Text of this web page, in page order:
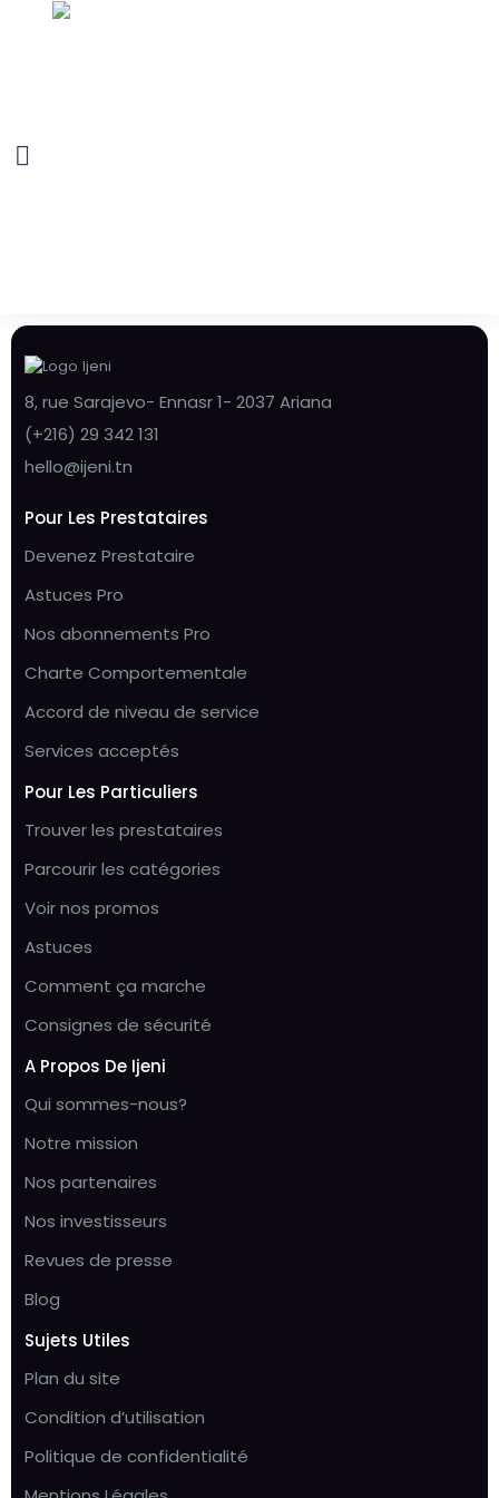
8, rue Sarajevo- Ennasr 1- 2037 Ariana
(+216) 29 342 131
hello@ijeni.tn
Pour Les Prestataires
Devenez Prestataire
Astuces Pro
Nos abonnements Pro
Charte Comportementale
Accord de niveau de service
Services acceptés
Pour Les Particuliers
Trouver les prestataires
Parcourir les catégories
Voir nos promos
Astuces
Comment ça marche
Consignes de sécurité
A Propos De Ijeni
Qui sommes-nous?
Notre mission
Nos partenaires
Nos investisseurs
Revues de presse
Blog
Sujets Utiles
Plan du site
Condition d’utilisation
Politique de confidentialité